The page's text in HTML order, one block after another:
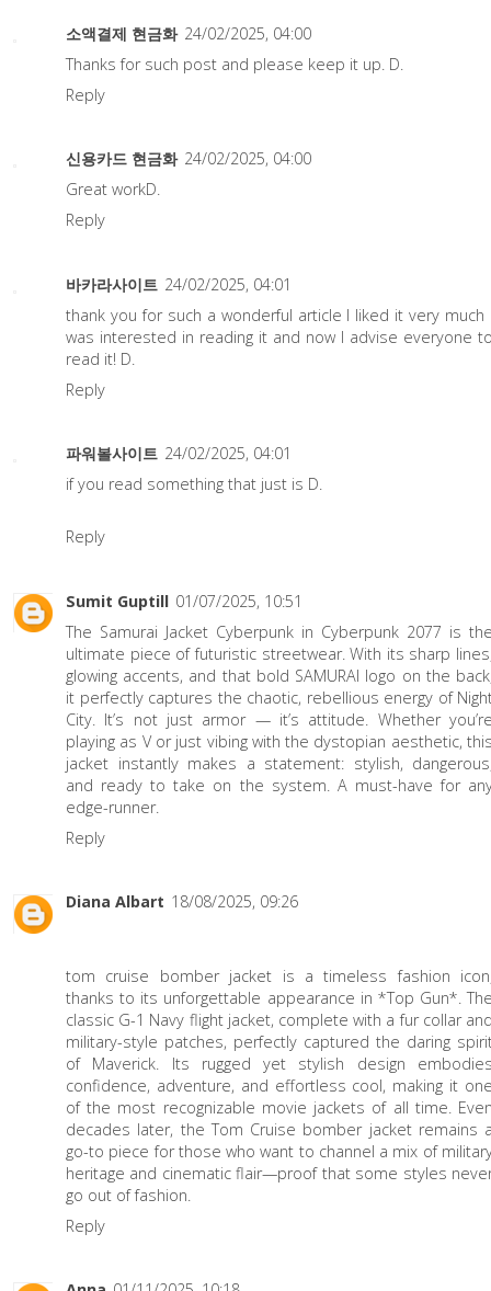
소액결제 현금화 24/02/2025, 04:00
Thanks for such post and please keep it up. D.
Reply
신용카드 현금화 24/02/2025, 04:00
Great workD.
Reply
바카라사이트 24/02/2025, 04:01
thank you for such a wonderful article I liked it very much
was interested in reading it and now I advise everyone
read it! D.
Reply
파워볼사이트 24/02/2025, 04:01
if you read something that just is D.
Reply
Sumit Guptill 01/07/2025, 10:51
The Samurai Jacket Cyberpunk in Cyberpunk 2077 is
ultimate piece of futuristic streetwear. With its sharp
glowing accents, and that bold SAMURAI logo on the
it perfectly captures the chaotic, rebellious energy of
City. It’s not just armor — it’s attitude. Whether
playing as V or just vibing with the dystopian aesthetic,
jacket instantly makes a statement: stylish,
and ready to take on the system. A must-have for
edge-runner.
Reply
Diana Albart 18/08/2025, 09:26
tom cruise bomber jacket is a timeless fashion
thanks to its unforgettable appearance in *Top Gun*.
classic G-1 Navy flight jacket, complete with a fur collar
military-style patches, perfectly captured the daring
of Maverick. Its rugged yet stylish design
confidence, adventure, and effortless cool, making it
of the most recognizable movie jackets of all time.
decades later, the Tom Cruise bomber jacket remains
go-to piece for those who want to channel a mix of
heritage and cinematic flair—proof that some styles
go out of fashion.
Reply